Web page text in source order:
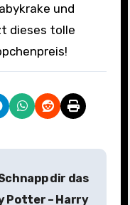
und
dieses tolle
dir das
Potter – Harry